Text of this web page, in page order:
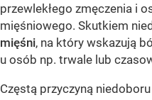
przewlekłego zmęczenia i
mięśniowego. Skutkiem
mięśni, na który wskazują
u osób np. trwale lub
Częstą przyczyną